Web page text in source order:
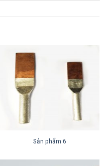
Sản phẩm 6